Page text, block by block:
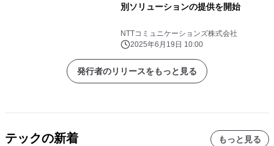
別ソリューションの提供を開始
NTTコミュニケーションズ株式会社
2025年6月19日 10:00
発行者のリリースをもっと見る
テックの新着 もっと見る